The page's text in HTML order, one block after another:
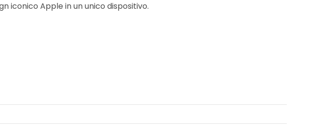
iconico Apple in un unico dispositivo.